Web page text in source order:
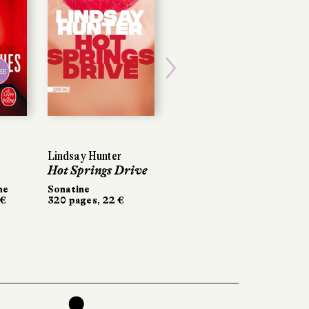
Lindsay Hunter
Hot Springs Drive
Sonatine
320 pages, 22 €